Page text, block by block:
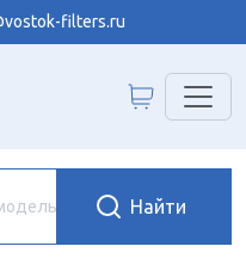
filters.ru